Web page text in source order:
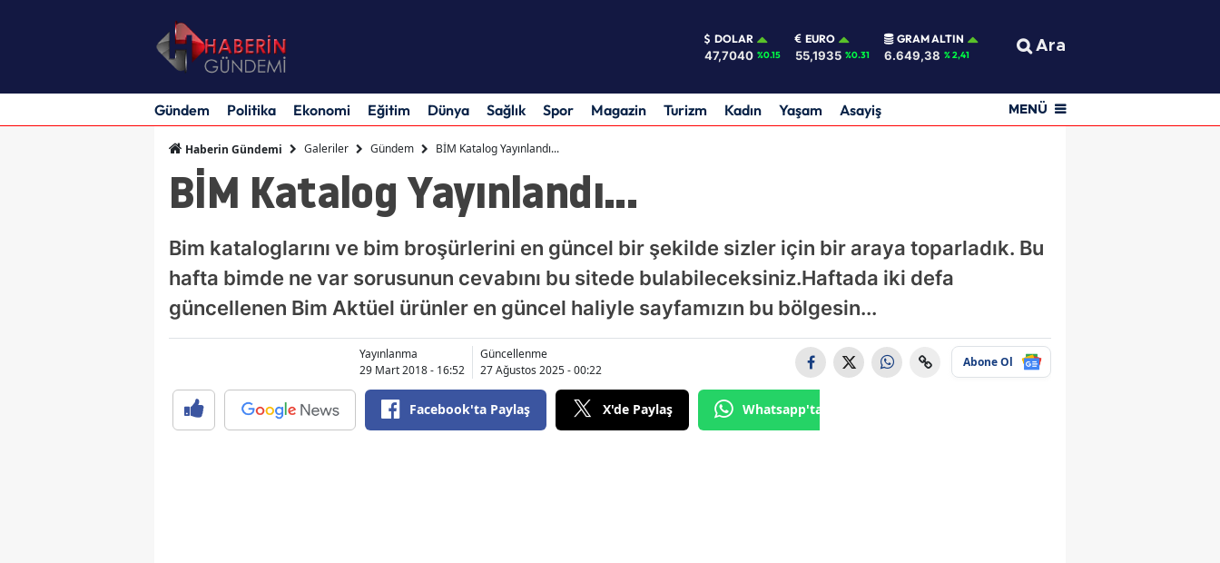
DOLAR
47,7040 %0.15
EURO
55,1935 %0.31
GRAM ALTIN
6.649,38 % 2,41 Ara
Gündem Politika Ekonomi Eğitim Dünya Sağlık Spor Magazin Turizm Kadın Yaşam Asayiş MENÜ
Haberin Gündemi Galeriler Gündem BİM Katalog Yayınlandı...
BİM Katalog Yayınlandı...
Bim kataloglarını ve bim broşürlerini en güncel bir şekilde sizler için bir araya toparladık. Bu
hafta bimde ne var sorusunun cevabını bu sitede bulabileceksiniz.Haftada iki defa
güncellenen Bim Aktüel ürünler en güncel haliyle sayfamızın bu bölgesin...
Yayınlanma
29 Mart 2018 - 16:52
Güncellenme
27 Ağustos 2025 - 00:22
Abone Ol
Facebook'ta Paylaş X'de Paylaş Whatsapp'tan Gönder